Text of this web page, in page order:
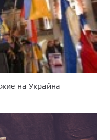
на Украйна